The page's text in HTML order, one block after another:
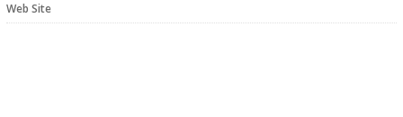
Web Site